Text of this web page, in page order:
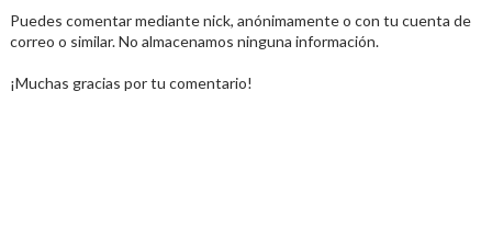
Puedes comentar mediante nick, anónimamente o con tu cuenta de
correo o similar. No almacenamos ninguna información.
¡Muchas gracias por tu comentario!